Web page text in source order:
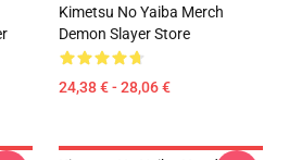
Kimetsu No Yaiba Merch
Demon Slayer Store
24,38 € - 28,06 €